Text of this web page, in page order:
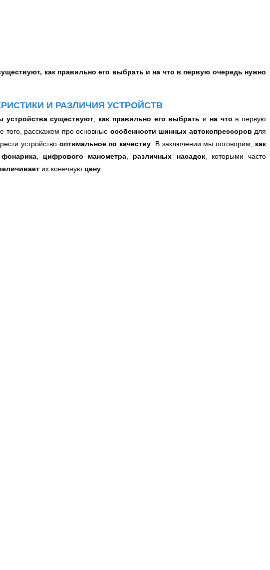
как правильно его выбрать и на что в первую очередь нужно
И РАЗЛИЧИЯ УСТРОЙСТВ
устройства существуют, как правильно его выбрать и на что в первую
того, расскажем про основные особенности шинных автокопрессоров для
устройство оптимальное по качеству. В заключении мы поговорим, как
фонарика, цифрового манометра, различных насадок, которыми часто
их конечную цену.